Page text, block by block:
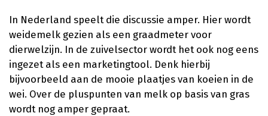
In Nederland speelt die discussie amper. Hier wordt
weidemelk gezien als een graadmeter voor
dierwelzijn. In de zuivelsector wordt het ook nog eens
ingezet als een marketingtool. Denk hierbij
bijvoorbeeld aan de mooie plaatjes van koeien in de
wei. Over de pluspunten van melk op basis van gras
wordt nog amper gepraat.